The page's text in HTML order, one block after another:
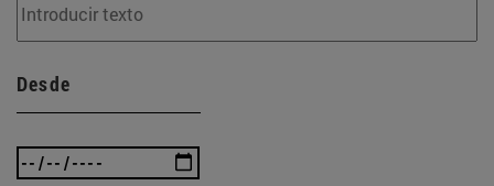
Desde